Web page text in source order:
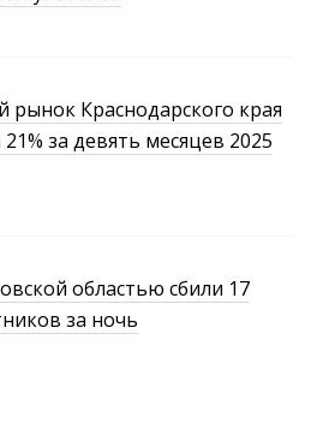
рынок Краснодарского края
за девять месяцев 2025
областью сбили 17
за ночь